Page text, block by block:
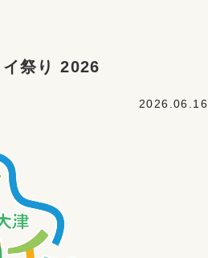
祭り 2026
2026.06.16